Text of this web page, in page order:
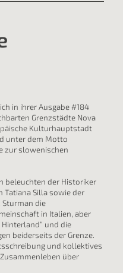
in ihrer Ausgabe #184
Grenzstädte Nova
Kulturhauptstadt
unter dem Motto
zur slowenischen
beleuchten der Historiker
Tatiana Silla sowie der
die
in Italien, aber
und die
beiderseits der Grenze.
und kollektives
über